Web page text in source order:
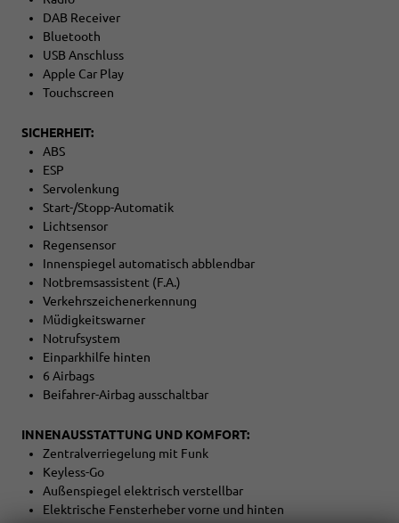
DAB Receiver
Bluetooth
USB Anschluss
Apple Car Play
Touchscreen
SICHERHEIT:
ABS
ESP
Servolenkung
Start-/Stopp-Automatik
Lichtsensor
Regensensor
Innenspiegel automatisch abblendbar
Notbremsassistent (F.A.)
Verkehrszeichenerkennung
Müdigkeitswarner
Notrufsystem
Einparkhilfe hinten
6 Airbags
Beifahrer-Airbag ausschaltbar
INNENAUSSTATTUNG UND KOMFORT:
Zentralverriegelung mit Funk
Keyless-Go
Außenspiegel elektrisch verstellbar
Elektrische Fensterheber vorne und hinten